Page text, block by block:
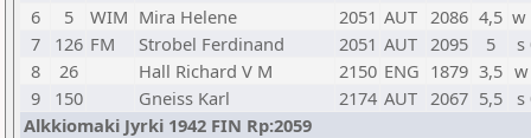
6
5 WIM Mira Helene 2051 AUT 2086 4,5 w
7
126 FM Strobel Ferdinand 2051 AUT 2095 5
s
8
26 Hall Richard V M 2150 ENG 1879 3,5
9
150 Gneiss Karl 2174 AUT 2067 5,5
s
Alkkiomaki Jyrki 1942 FIN Rp:2059